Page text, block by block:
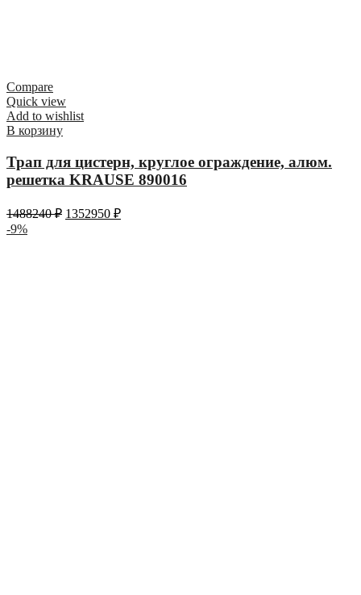
Compare
Quick view
Add to wishlist
В корзину
Трап для цистерн, круглое ограждение, алюм.
решетка KRAUSE 890016
1488240₽ 1352950 ₽
-9%